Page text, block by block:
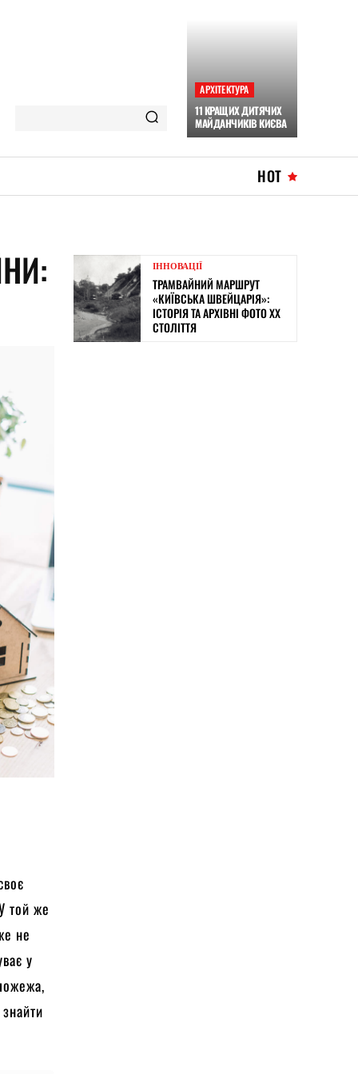
АРХІТЕКТУРА
11 КРАЩИХ ДИТЯЧИХ
МАЙДАНЧИКІВ КИЄВА
HOT
той же
не
у
ІННОВАЦІЇ
ТРАМВАЙНИЙ МАРШРУТ
«КИЇВСЬКА ШВЕЙЦАРІЯ»:
ІСТОРІЯ ТА АРХІВНІ ФОТО XX
СТОЛІТТЯ